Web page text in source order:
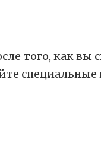
того, как вы
специальные